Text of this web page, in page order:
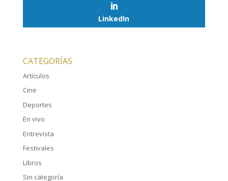
LinkedIn
CATEGORÍAS
Artículos
Cine
Deportes
En vivo
Entrevista
Festivales
Libros
Sin categoría